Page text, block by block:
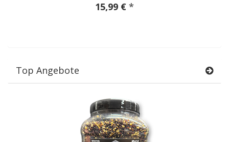
15,99 € *
Top Angebote